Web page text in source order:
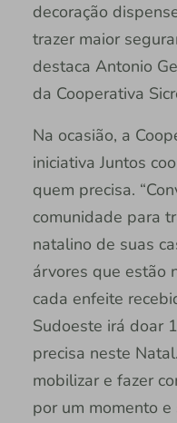
decoração
trazer maior
destaca Antonio
da Cooperativa
Na ocasião, a
iniciativa Juntos
quem precisa.
comunidade para
natalino de suas
árvores que estão
cada enfeite
Sudoeste irá doar
precisa neste
mobilizar e fazer
por um momento